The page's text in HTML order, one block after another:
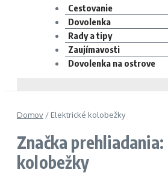
Cestovanie
Dovolenka
Rady a tipy
Zaujímavosti
Dovolenka na ostrove
Domov / Elektrické kolobežky
Značka
kolobežky